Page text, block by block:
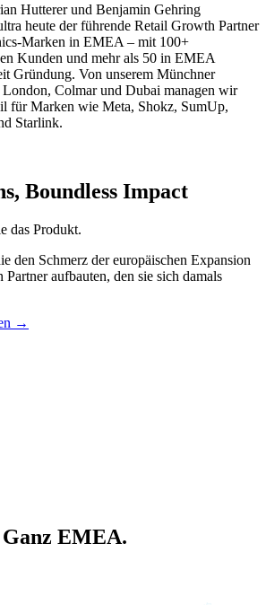
Hutterer und Benjamin Gehring
heute der führende Retail Growth Partner
Marken in EMEA – mit 100+
Kunden und mehr als 50 in EMEA
Gründung. Von unserem Münchner
Colmar und Dubai managen wir
für Marken wie Meta, Shokz, SumUp,
Starlink.
Boundless Impact
das Produkt.
den Schmerz der europäischen Expansion
Partner aufbauten, den sie sich damals
→
EMEA.